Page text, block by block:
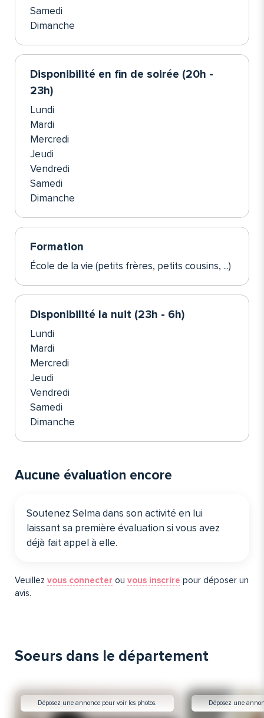
Samedi
Dimanche
Disponibilité en fin de soirée (20h -
23h)
Lundi
Mardi
Mercredi
Jeudi
Vendredi
Samedi
Dimanche
Formation
École de la vie (petits frères, petits cousins, ...)
Disponibilité la nuit (23h - 6h)
Lundi
Mardi
Mercredi
Jeudi
Vendredi
Samedi
Dimanche
Aucune évaluation encore
Soutenez Selma dans son activité en lui
laissant sa première évaluation si vous avez
déjà fait appel à elle️.
Veuillez vous connecter ou vous inscrire pour déposer un
avis.
Soeurs dans le département
Déposez une annonce pour voir les photos. Déposez une